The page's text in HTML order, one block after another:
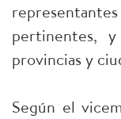
pertinentes,
provincias y
Según el